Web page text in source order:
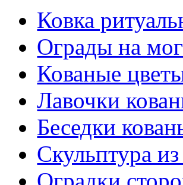
Ковка
Ограды на
Кованые
Лавочки
Беседки
Скульптура